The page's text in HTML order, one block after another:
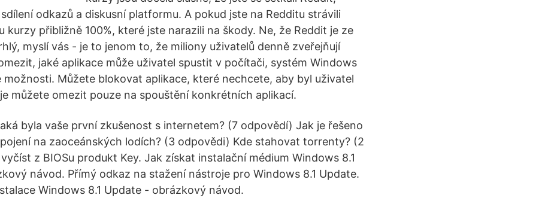
odkazů a diskusní platformu. A pokud jste na Redditu strávili
kurzy přibližně 100%, které jste narazili na škody. Ne, že Reddit je ze
myslí vás - je to jenom to, že miliony uživatelů denně zveřejňují
jaké aplikace může uživatel spustit v počítači, systém Windows
možnosti. Můžete blokovat aplikace, které nechcete, aby byl uživatel
můžete omezit pouze na spouštění konkrétních aplikací.
byla vaše první zkušenost s internetem? (7 odpovědí) Jak je řešeno
na zaoceánských lodích? (3 odpovědi) Kde stahovat torrenty? (2
z BIOSu produkt Key. Jak získat instalační médium Windows 8.1
návod. Přímý odkaz na stažení nástroje pro Windows 8.1 Update.
Windows 8.1 Update - obrázkový návod.